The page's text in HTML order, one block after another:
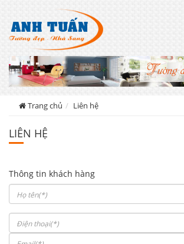
Trang chủ Liên hệ
LIÊN HỆ
Thông tin khách hàng